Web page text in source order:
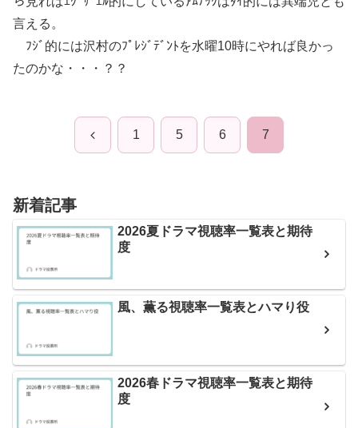
言える。
ﾌｼﾞ的には沢村のﾌﾟﾚｼﾞﾃﾞﾝﾄを水曜10時にやれば良かっ
たのかな・・・？？
前 1 5 6 7
新着記事
2026夏ドラマ視聴率一覧表と期待
度
風、薫る視聴率一覧表とハマり役
2026春ドラマ視聴率一覧表と期待
度